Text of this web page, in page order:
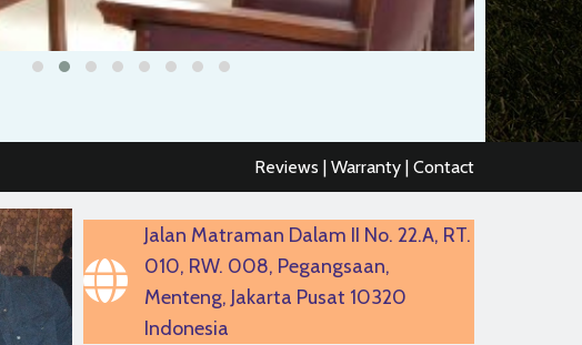
Reviews | Warranty | Contact
Jalan Matraman Dalam II No. 22.A, RT.
010, RW. 008, Pegangsaan,
Menteng, Jakarta Pusat 10320
Indonesia